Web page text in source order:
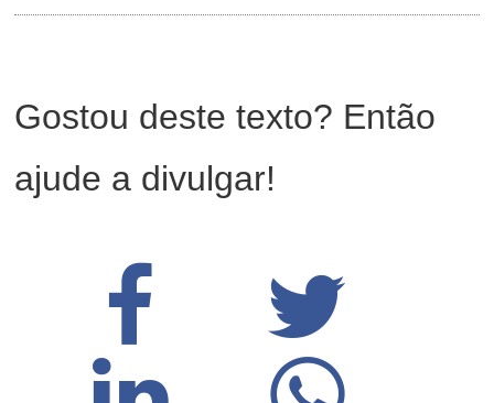
Gostou deste texto? Então
ajude a divulgar!